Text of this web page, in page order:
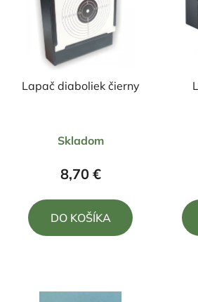
Lapač diaboliek čierny
hodnotenie
produktu
5,0
z
Skladom
8,70 €
DO KOŠÍKA